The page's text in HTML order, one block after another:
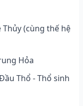
Thủy (cùng thế hệ
Hỏa
Thổ - Thổ sinh